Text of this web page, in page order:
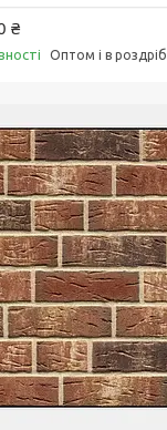
₴
Оптом і в роздріб